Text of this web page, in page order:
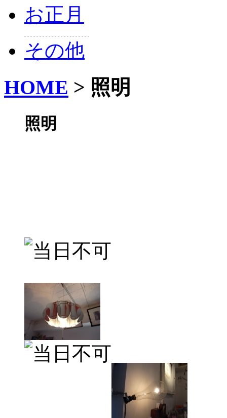
お正月
その他
HOME > 照明
照明